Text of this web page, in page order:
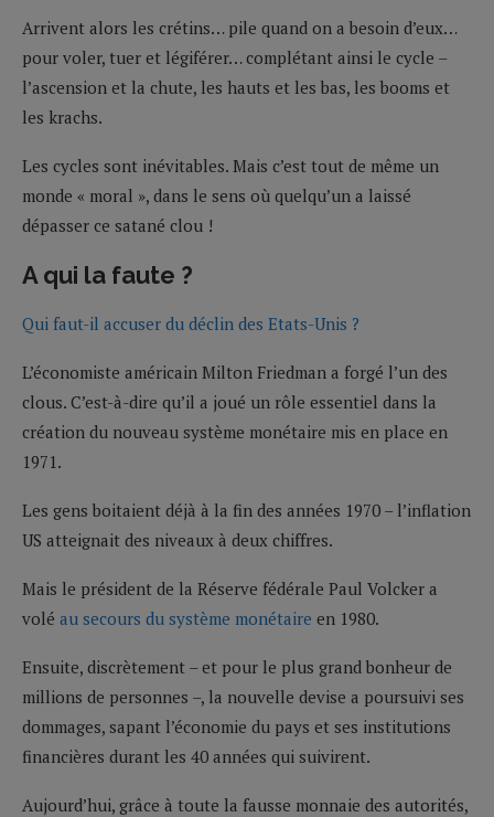
Arrivent alors les crétins… pile quand on a besoin d’eux…
pour voler, tuer et légiférer… complétant ainsi le cycle –
l’ascension et la chute, les hauts et les bas, les booms et
les krachs.
Les cycles sont inévitables. Mais c’est tout de même un
monde « moral », dans le sens où quelqu’un a laissé
dépasser ce satané clou !
A qui la faute ?
Qui faut-il accuser du déclin des Etats-Unis ?
L’économiste américain Milton Friedman a forgé l’un des
clous. C’est-à-dire qu’il a joué un rôle essentiel dans la
création du nouveau système monétaire mis en place en
1971.
Les gens boitaient déjà à la fin des années 1970 – l’inflation
US atteignait des niveaux à deux chiffres.
Mais le président de la Réserve fédérale Paul Volcker a
volé au secours du système monétaire en 1980.
Ensuite, discrètement – et pour le plus grand bonheur de
millions de personnes –, la nouvelle devise a poursuivi ses
dommages, sapant l’économie du pays et ses institutions
financières durant les 40 années qui suivirent.
Aujourd’hui, grâce à toute la fausse monnaie des autorités,